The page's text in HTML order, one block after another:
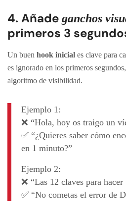
4. Añade ganchos
primeros 3
Un buen hook inicial es clave para
es ignorado en los primeros
algoritmo de visibilidad.
Ejemplo 1:
❌ “Hola, hoy os traigo un
✅ “¿Quieres saber cómo
en 1 minuto?”
Ejemplo 2:
❌ “Las 12 claves para
✅ “No cometas el error de